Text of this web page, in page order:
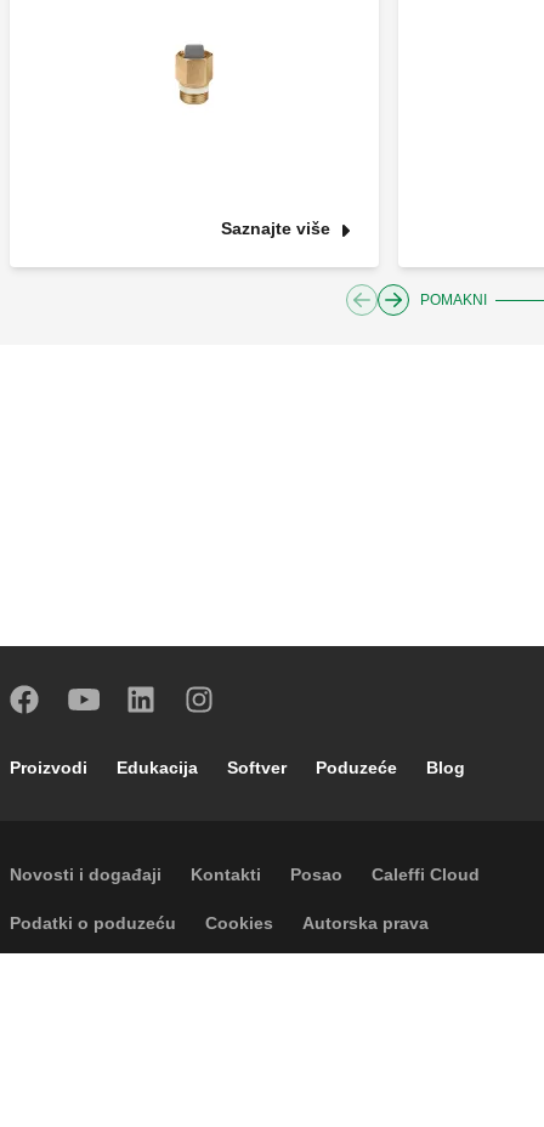
Saznajte više
POMAKNI
Footer main navigation
Proizvodi Edukacija Softver Poduzeće Blog
Footer secondary navigation
Novosti i događaji Kontakti Posao Caleffi Cloud
Footer menu
Podatki o poduzeću Cookies Autorska prava